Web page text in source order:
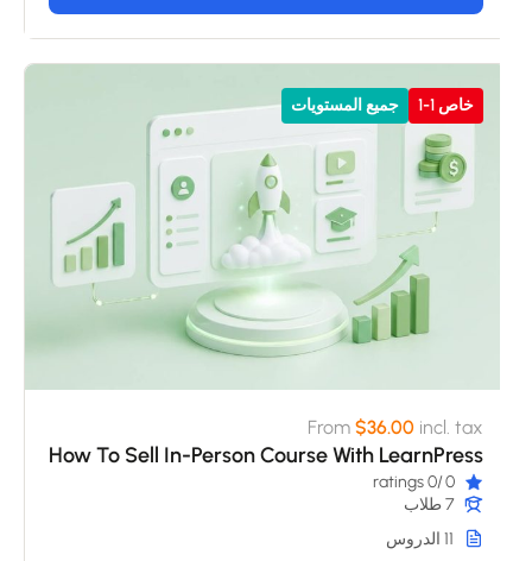
خاص 1-1 جميع المستويات
From $36.00 incl. tax
How To Sell In-Person Course With LearnPress
0
/0 ratings
7 طلاب
11 الدروس